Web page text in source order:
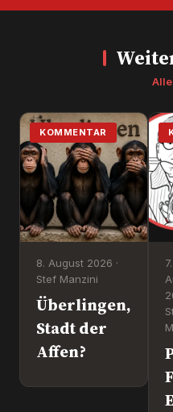
KOMMENTAR
8. August 2026 ·
Stef Manzini
Überlingen,
Stadt der
Affen?
7.